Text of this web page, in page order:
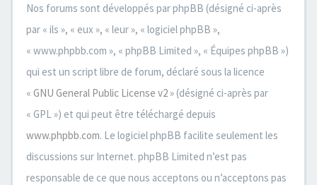
Nos forums sont développés par phpBB (désigné ci-après
par « ils », « eux », « leur », « logiciel phpBB »,
« www.phpbb.com », « phpBB Limited », « Équipes phpBB »)
qui est un script libre de forum, déclaré sous la licence
« GNU General Public License v2» (désigné ci-après par
« GPL ») et qui peut être téléchargé depuis
www.phpbb.com. Le logiciel phpBB facilite seulement les
discussions sur Internet. phpBB Limited n’est pas
responsable de ce que nous acceptons ou n’acceptons pas